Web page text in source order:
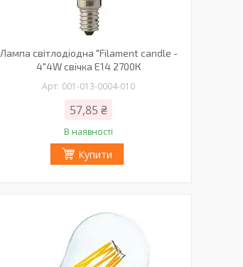
Лампа світлодіодна "Filament candle -
4"4W свічка Е14 2700К
001-013-0004-010
57,85 ₴
В наявності
Купити